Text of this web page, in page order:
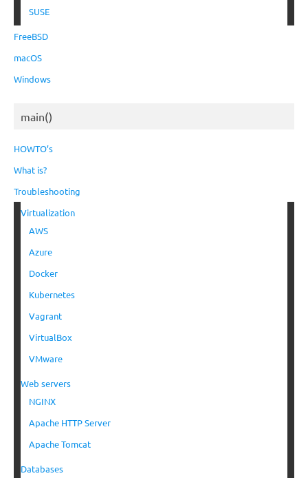
SUSE
FreeBSD
macOS
Windows
main()
HOWTO’s
What is?
Troubleshooting
Virtualization
AWS
Azure
Docker
Kubernetes
Vagrant
VirtualBox
VMware
Web servers
NGINX
Apache HTTP Server
Apache Tomcat
Databases